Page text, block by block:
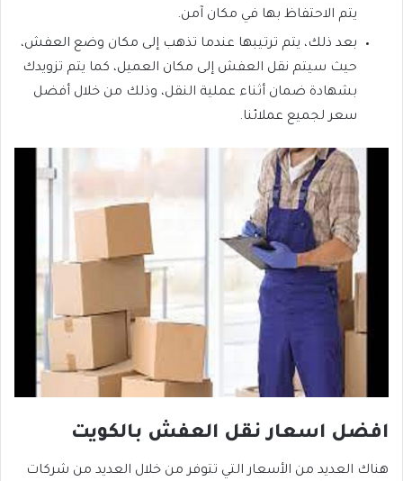
يتم الاحتفاظ بها في مكان آمن.
بعد ذلك، يتم ترتيبها عندما تذهب إلى مكان وضع العفش،
حيث سيتم نقل العفش إلى مكان العميل، كما يتم تزويدك
بشهادة ضمان أثناء عملية النقل، وذلك من خلال أفضل
سعر لجميع عملائنا.
افضل اسعار نقل العفش بالكويت
هناك العديد من الأسعار التي تتوفر من خلال العديد من شركات